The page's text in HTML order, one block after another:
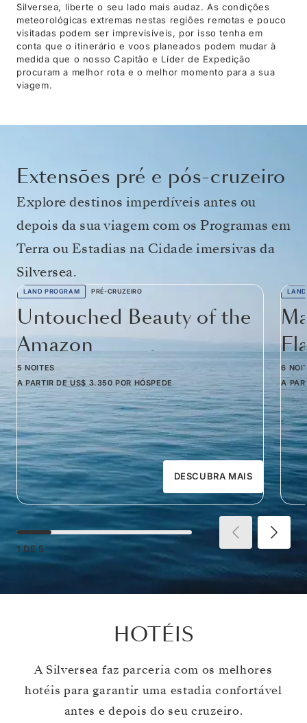
Silversea, liberte o seu lado mais audaz. As condições
meteorológicas extremas nestas regiões remotas e pouco
visitadas podem ser imprevisíveis, por isso tenha em
conta que o itinerário e voos planeados podem mudar à
medida que o nosso Capitão e Líder de Expedição
procuram a melhor rota e o melhor momento para a sua
viagem.
Extensões pré e pós-cruzeiro
Explore destinos imperdíveis antes ou
depois da sua viagem com os Programas em
Terra ou Estadias na Cidade imersivas da
Silversea.
LAND PROGRAM PRÉ-CRUZEIRO
Untouched Beauty of the
Amazon
5 NOITES
A PARTIR DE US$ 3.350 POR HÓSPEDE
DESCUBRA MAIS
6
A
1 DE 5
HOTÉIS
A Silversea faz parceria com os melhores
hotéis para garantir uma estadia confortável
antes e depois do seu cruzeiro.